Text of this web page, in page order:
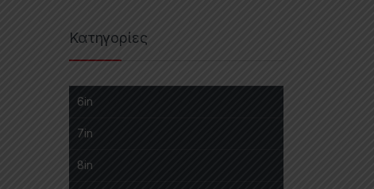
Κατηγορίες
6in
7in
8in